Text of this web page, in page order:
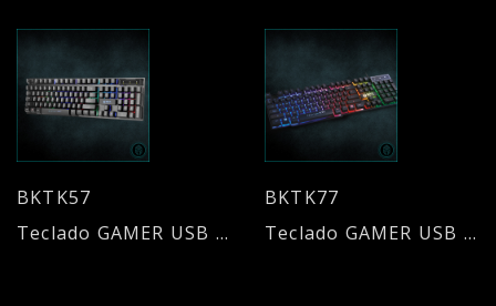
BKTK57
Teclado GAMER USB - compacto
BKTK77
Teclado GAMER USB - Símil mecánico